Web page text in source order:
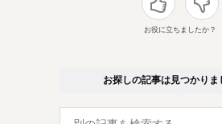
お役に立ちましたか？
お探しの記事は見つかりま